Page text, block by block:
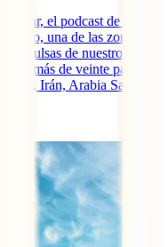
viajar, el podcast de IATI
una de las zonas
convulsas de nuestro
los más de veinte países
Iraq, Irán, Arabia Saudita